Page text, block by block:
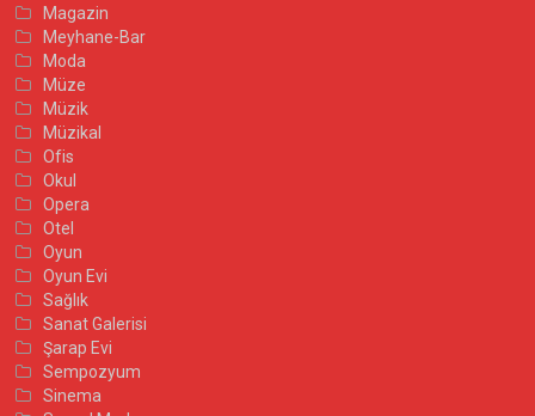
Magazin
Meyhane-Bar
Moda
Müze
Müzik
Müzikal
Ofis
Okul
Opera
Otel
Oyun
Oyun Evi
Sağlık
Sanat Galerisi
Şarap Evi
Sempozyum
Sinema